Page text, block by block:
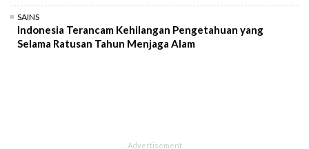
SAINS
Indonesia Terancam Kehilangan Pengetahuan yang
Selama Ratusan Tahun Menjaga Alam